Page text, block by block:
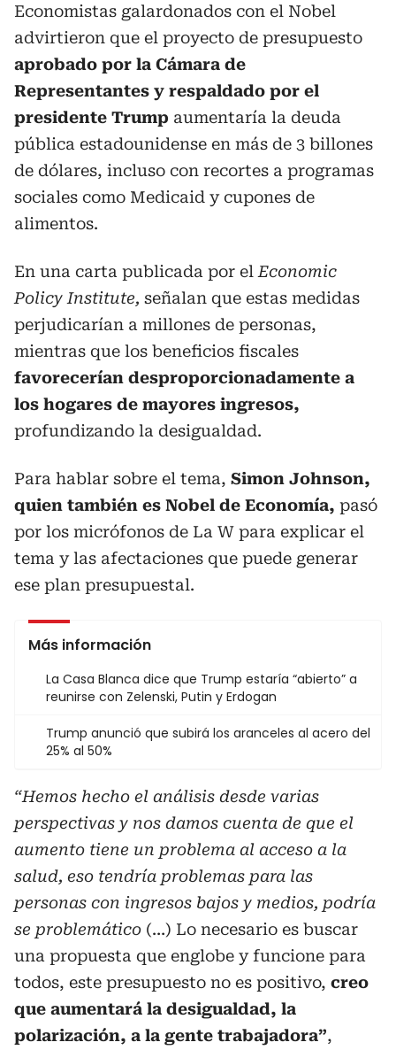
Economistas galardonados con el Nobel
advirtieron que el proyecto de presupuesto
aprobado por la Cámara de
Representantes y respaldado por el
presidente Trump aumentaría la deuda
pública estadounidense en más de 3 billones
de dólares, incluso con recortes a programas
sociales como Medicaid y cupones de
alimentos.
En una carta publicada por el Economic
Policy Institute, señalan que estas medidas
perjudicarían a millones de personas,
mientras que los beneficios fiscales
favorecerían desproporcionadamente a
los hogares de mayores ingresos,
profundizando la desigualdad.
Para hablar sobre el tema, Simon Johnson,
quien también es Nobel de Economía, pasó
por los micrófonos de La W para explicar el
tema y las afectaciones que puede generar
ese plan presupuestal.
Más información
La Casa Blanca dice que Trump estaría “abierto” a
reunirse con Zelenski, Putin y Erdogan
Trump anunció que subirá los aranceles al acero del
25% al 50%
“Hemos hecho el análisis desde varias
perspectivas y nos damos cuenta de que el
aumento tiene un problema al acceso a la
salud, eso tendría problemas para las
personas con ingresos bajos y medios, podría
se problemático (…) Lo necesario es buscar
una propuesta que englobe y funcione para
todos, este presupuesto no es positivo, creo
que aumentará la desigualdad, la
polarización, a la gente trabajadora”,